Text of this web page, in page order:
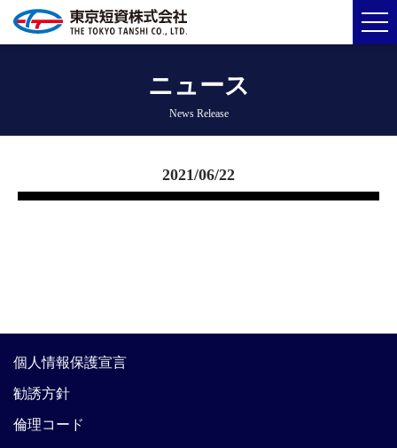
ニュース
News Release
2021/06/22
個人情報保護宣言
勧誘方針
倫理コード